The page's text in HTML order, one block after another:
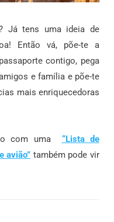
Já tens uma ideia de
Então vá, põe-te a
contigo, pega
e família e põe-te
mais enriquecedoras
com uma “Lista de
avião” também pode vir